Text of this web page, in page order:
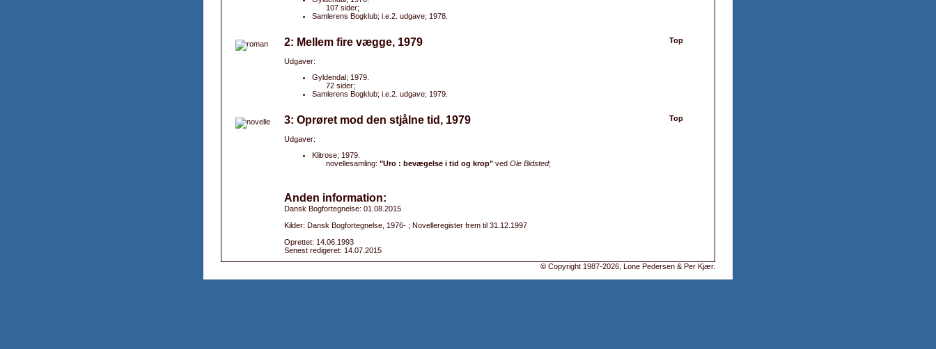
107 sider;
Samlerens Bogklub; i.e.2. udgave; 1978.
Top
2: Mellem fire vægge, 1979
Udgaver:
Gyldendal; 1979.
72 sider;
Samlerens Bogklub; i.e.2. udgave; 1979.
Top
3: Oprøret mod den stjålne tid, 1979
Udgaver:
Klitrose; 1979.
novellesamling: "Uro : bevægelse i tid og krop" ved Ole Bidsted;
Anden information:
Dansk Bogfortegnelse: 01.08.2015
Kilder: Dansk Bogfortegnelse, 1976- ; Novelleregister frem til 31.12.1997
Oprettet: 14.06.1993
Senest redigeret: 14.07.2015
© Copyright 1987-2026, Lone Pedersen & Per Kjær.